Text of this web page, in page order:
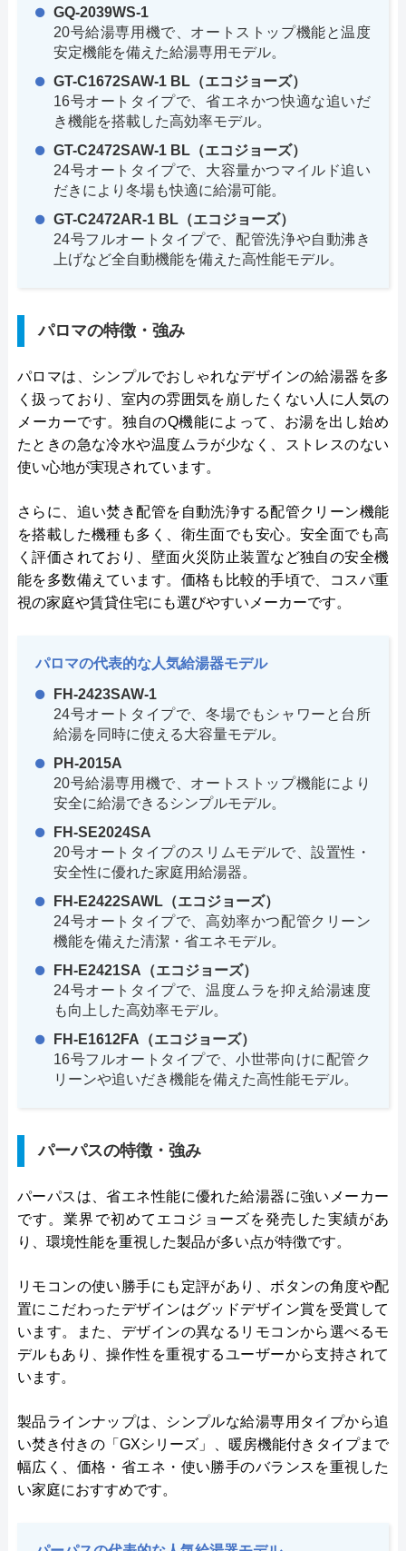
GQ-2039WS-1
20号給湯専用機で、オートストップ機能と温度
安定機能を備えた給湯専用モデル。
GT-C1672SAW-1 BL（エコジョーズ）
16号オートタイプで、省エネかつ快適な追いだ
き機能を搭載した高効率モデル。
GT-C2472SAW-1 BL（エコジョーズ）
24号オートタイプで、大容量かつマイルド追い
だきにより冬場も快適に給湯可能。
GT-C2472AR-1 BL（エコジョーズ）
24号フルオートタイプで、配管洗浄や自動沸き
上げなど全自動機能を備えた高性能モデル。
パロマの特徴・強み
パロマは、シンプルでおしゃれなデザインの給湯器を多
く扱っており、室内の雰囲気を崩したくない人に人気の
メーカーです。独自のQ機能によって、お湯を出し始め
たときの急な冷水や温度ムラが少なく、ストレスのない
使い心地が実現されています。
さらに、追い焚き配管を自動洗浄する配管クリーン機能
を搭載した機種も多く、衛生面でも安心。安全面でも高
く評価されており、壁面火災防止装置など独自の安全機
能を多数備えています。価格も比較的手頃で、コスパ重
視の家庭や賃貸住宅にも選びやすいメーカーです。
パロマの代表的な人気給湯器モデル
FH-2423SAW-1
24号オートタイプで、冬場でもシャワーと台所
給湯を同時に使える大容量モデル。
PH-2015A
20号給湯専用機で、オートストップ機能により
安全に給湯できるシンプルモデル。
FH-SE2024SA
20号オートタイプのスリムモデルで、設置性・
安全性に優れた家庭用給湯器。
FH-E2422SAWL（エコジョーズ）
24号オートタイプで、高効率かつ配管クリーン
機能を備えた清潔・省エネモデル。
FH-E2421SA（エコジョーズ）
24号オートタイプで、温度ムラを抑え給湯速度
も向上した高効率モデル。
FH-E1612FA（エコジョーズ）
16号フルオートタイプで、小世帯向けに配管ク
リーンや追いだき機能を備えた高性能モデル。
パーパスの特徴・強み
パーパスは、省エネ性能に優れた給湯器に強いメーカー
です。業界で初めてエコジョーズを発売した実績があ
り、環境性能を重視した製品が多い点が特徴です。
リモコンの使い勝手にも定評があり、ボタンの角度や配
置にこだわったデザインはグッドデザイン賞を受賞して
います。また、デザインの異なるリモコンから選べるモ
デルもあり、操作性を重視するユーザーから支持されて
います。
製品ラインナップは、シンプルな給湯専用タイプから追
い焚き付きの「GXシリーズ」、暖房機能付きタイプまで
幅広く、価格・省エネ・使い勝手のバランスを重視した
い家庭におすすめです。